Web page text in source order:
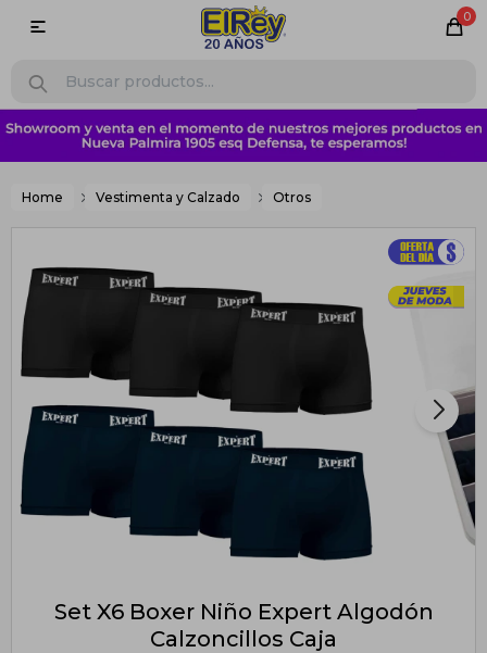
0

Home Vestimenta y Calzado Otros
Set X6 Boxer Niño Expert Algodón
Calzoncillos Caja